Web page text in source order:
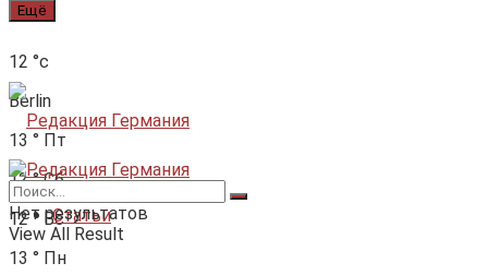
Ещё
12 °c
Berlin
13 ° Пт
12 ° Сб
12 ° Вс
13 ° Пн
Статьи
Нет результатов
View All Result